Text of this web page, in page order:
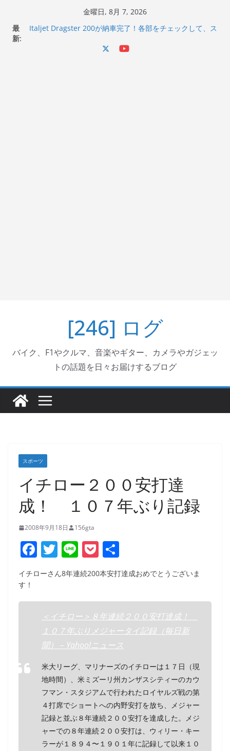
金曜日, 8月 7, 2026
最
新:
Italjet Dragster 200が納車完了！各部をチェックして、ス
[246] ログ
バイク、F1やクルマ、音楽やギター、カメラやガジェッ
トの話題を日々お届けするブログ
スポーツ
イチロー２００安打達
成！ １０７年ぶり記録
2008年9月18日 156gta
F
a
c
e
b
o
o
k
T
w
itt
er
Li
n
e
P
o
ck
et
有
イチローさん8年連続200本安打達成おめでとうございま
す！
＜イチロー＞８年連続２００安打達成！
１０７年ぶりメジャータイ記録（毎日新
聞） – Yahoo!ニュース
米大リーグ、マリナーズのイチローは１７日（現
地時間）、米ミズーリ州カンザスシティーのカウ
フマン・スタジアムで行われたロイヤルズ戦の第
４打席でショートへの内野安打を放ち、メジャー
記録と並ぶ８年連続２００安打を達成した。メジ
ャーでの８年連続２００安打は、ウィリー・キー
ラーが１８９４〜１９０１年に記録して以来１０